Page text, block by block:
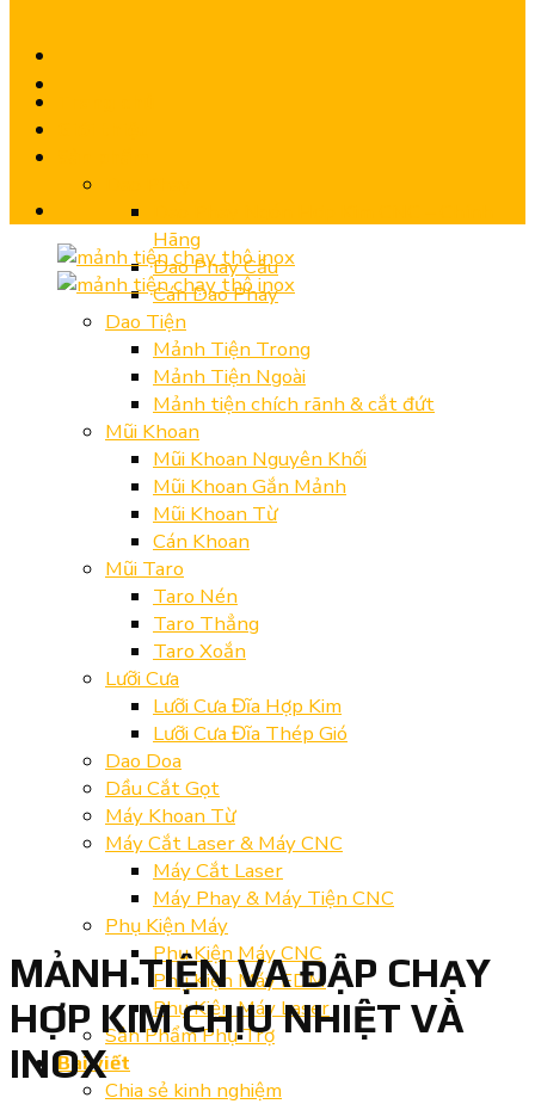
Hãng
Dao Phay Cầu
Cán Dao Phay
Dao Tiện
Mảnh Tiện Trong
Mảnh Tiện Ngoài
Mảnh tiện chích rãnh & cắt đứt
Mũi Khoan
Mũi Khoan Nguyên Khối
Mũi Khoan Gắn Mảnh
Mũi Khoan Từ
Cán Khoan
Mũi Taro
Taro Nén
Taro Thẳng
Taro Xoắn
Lưỡi Cưa
Lưỡi Cưa Đĩa Hợp Kim
Lưỡi Cưa Đĩa Thép Gió
Dao Doa
Dầu Cắt Gọt
Máy Khoan Từ
Máy Cắt Laser & Máy CNC
Máy Cắt Laser
Máy Phay & Máy Tiện CNC
Phụ Kiện Máy
Phụ Kiện Máy CNC
Phụ Kiện Máy EDM
Phụ Kiện Máy Laser
Sản Phẩm Phụ Trợ
Bài viết
Chia sẻ kinh nghiệm
MẢNH TIỆN VA ĐẬP CHẠY
HỢP KIM CHỊU NHIỆT VÀ
INOX